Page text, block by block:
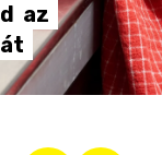
az